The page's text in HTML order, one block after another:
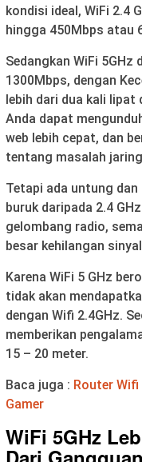
kondisi ideal, WiFi 2.4
hingga 450Mbps atau
Sedangkan WiFi
1300Mbps, dengan
lebih dari dua kali lipat
Anda dapat
web lebih cepat, dan
tentang masalah
Tetapi ada untung dan
buruk daripada 2.4
gelombang radio,
besar kehilangan
Karena WiFi 5 GHz
tidak akan
dengan Wifi 2.4GHz.
memberikan
15 – 20 meter.
Baca juga : Router Wifi
Gamer
WiFi 5GHz